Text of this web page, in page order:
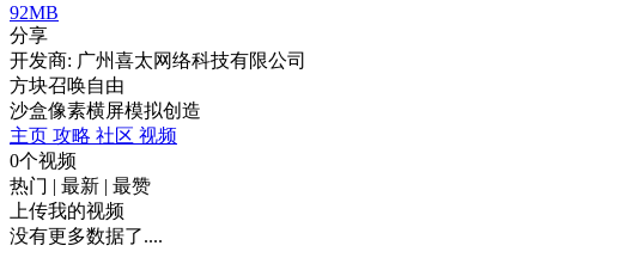
92MB
分享
开发商: 广州喜太网络科技有限公司
方块召唤自由
沙盒像素横屏模拟创造
主页 攻略 社区 视频
0个视频
热门 | 最新 | 最赞
上传我的视频
没有更多数据了....